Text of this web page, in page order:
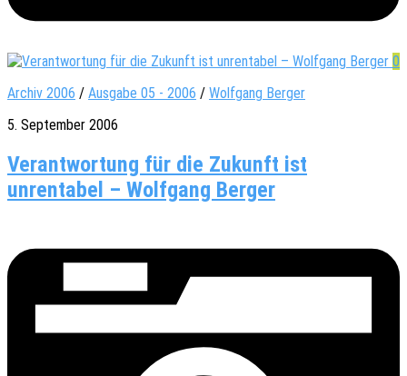
0
Archiv 2006 / Ausgabe 05 - 2006 / Wolfgang Berger
5. September 2006
Verantwortung für die Zukunft ist
unrentabel – Wolfgang Berger